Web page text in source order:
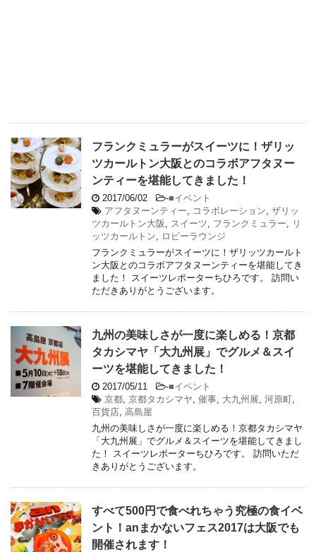
フランクミュラーがスイーツに！ザリッ
ツカールトン大阪とのコラボアフタヌー
ンティーを堪能してきました！
2017/06/02 -■イベント
アフタヌーンティー, コラボレーション, ザリッ
ツカールトン大阪 , スイーツ, フランクミュラー, リ
ッツカールトン, ロビーラウンジ
フランクミュラーがスイーツに！ザリッツカールト
ン大阪とのコラボアフタヌーンティーを堪能してき
ました！ スイーツレポーターちひろです。 訪問い
ただきありがとうございます。
九州の美味しさが一度に楽しめる！京都
タカシマヤ「大九州展」でグルメ＆スイ
ーツを堪能してきました！
2017/05/11 -■イベント
京都, 京都タカシマヤ, 催事, 大九州展, 河原町,
百貨店, 高島屋
九州の美味しさが一度に楽しめる！京都タカシマヤ
「大九州展」でグルメ＆スイーツを堪能してきまし
た！ スイーツレポーターちひろです。 訪問いただ
きありがとうございます。
すべて500円で食べれちゃう究極の食イベ
ント！anまかないフェス2017は大阪でも
開催されます！